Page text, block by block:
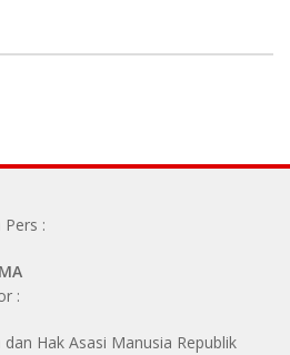
:
:
Hak Asasi Manusia Republik